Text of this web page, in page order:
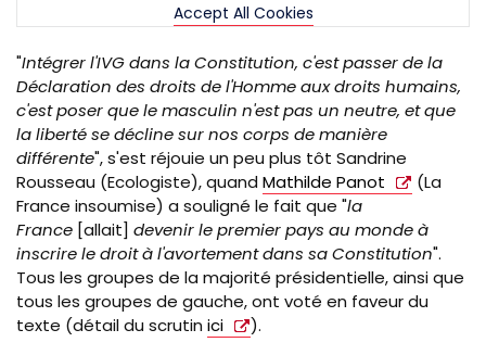
Accept All Cookies
"Intégrer l'IVGdans la Constitution, c'est passer de la
Déclaration des droits de l'Homme aux droits humains,
c'est poser que le masculin n'est pas un neutre, et que
la liberté se décline sur nos corps de manière
différente", s'est réjouie un peu plus tôt Sandrine
Rousseau (Ecologiste), quand Mathilde Panot
(La
France insoumise) a souligné le fait que "la
France [allait] devenir le premier pays au monde à
inscrire le droit à l'avortement dans sa Constitution".
Tous les groupes de la majorité présidentielle, ainsi que
tous les groupes de gauche, ont voté en faveur du
texte (détail du scrutin ici ).